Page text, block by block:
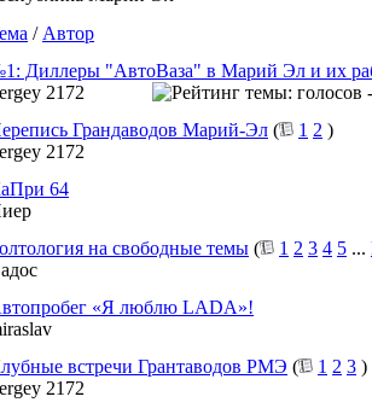
/ Автор
Диллеры "АвтоВаза" в Марий Эл и их
2172
Грандаводов Марий-Эл ( 1 2 )
2172
64
на свободные темы ( 1 2 3 4 5 ...
«Я люблю LADA»!
встречи Грантаводов РМЭ ( 1 2 3 )
2172